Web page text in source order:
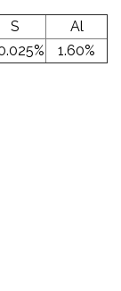
S
Al
1.60%